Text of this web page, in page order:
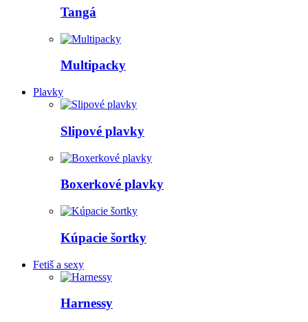
Tangá
Multipacky
Plavky
Slipové plavky
Boxerkové plavky
Kúpacie šortky
Fetiš a sexy
Harnessy